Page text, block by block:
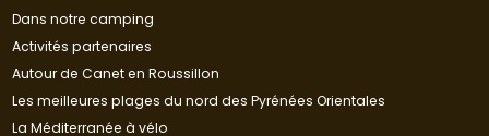
Dans notre camping
Activités partenaires
Autour de Canet en Roussillon
Les meilleures plages du nord des Pyrénées Orientales
La Méditerranée à vélo